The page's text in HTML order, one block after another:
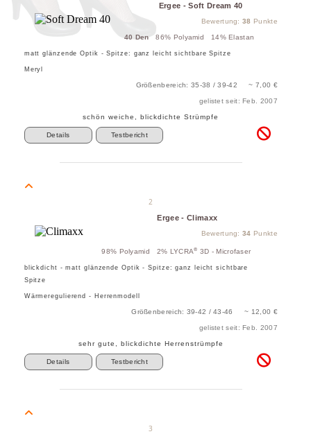
Ergee - Soft Dream 40
Bewertung:38 Punkte
40 Den86% Polyamid 14% Elastan
matt glänzende Optik - Spitze: ganz leicht sichtbare Spitze
Meryl
Größenbereich: 35-38 / 39-42 ~ 7,00 €
gelistet seit: Feb. 2007
schön weiche, blickdichte Strümpfe
Details Testbericht
2
Ergee - Climaxx
Bewertung:34 Punkte
98% Polyamid 2% LYCRA® 3D - Microfaser
blickdicht - matt glänzende Optik - Spitze: ganz leicht sichtbare
Spitze
Wärmeregulierend - Herrenmodell
Größenbereich: 39-42 / 43-46 ~ 12,00 €
gelistet seit: Feb. 2007
sehr gute, blickdichte Herrenstrümpfe
Details Testbericht
3